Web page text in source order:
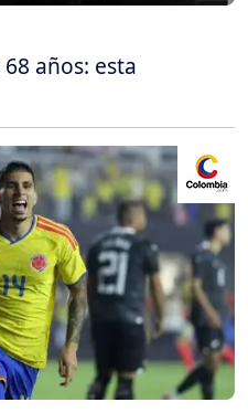
años: esta